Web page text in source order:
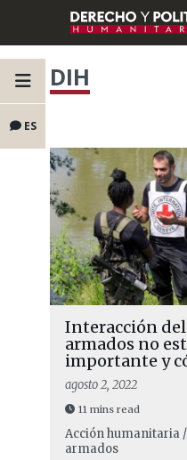
ES
DIH
Interacción del
armados no
importante y
agosto 2, 2022
11 mins read
Acción humanitaria
armados